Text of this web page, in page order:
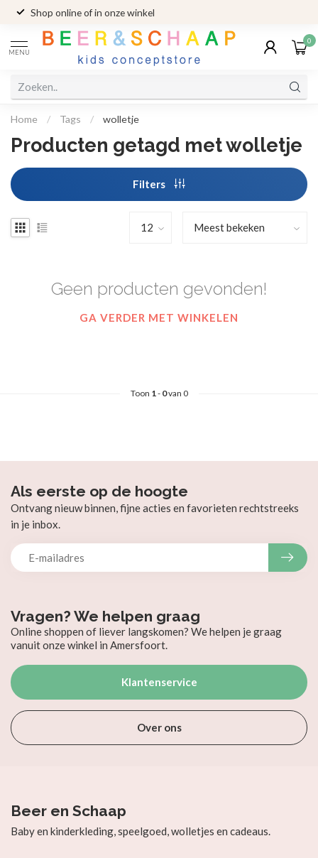
Shop online of in onze winkel
MENU
0
Home / Tags / wolletje
Producten getagd met wolletje
Filters
Geen producten gevonden!
GA VERDER MET WINKELEN
Toon 1- 0van 0
Vragen? We helpen graag
Online shoppen of liever langskomen? We helpen je graag
vanuit onze winkel in Amersfoort.
Klantenservice
Over ons
Als eerste op de hoogte
Ontvang nieuw binnen, fijne acties en favorieten rechtstreeks
in je inbox.
Beer en Schaap
Baby en kinderkleding, speelgoed, wolletjes en cadeaus.